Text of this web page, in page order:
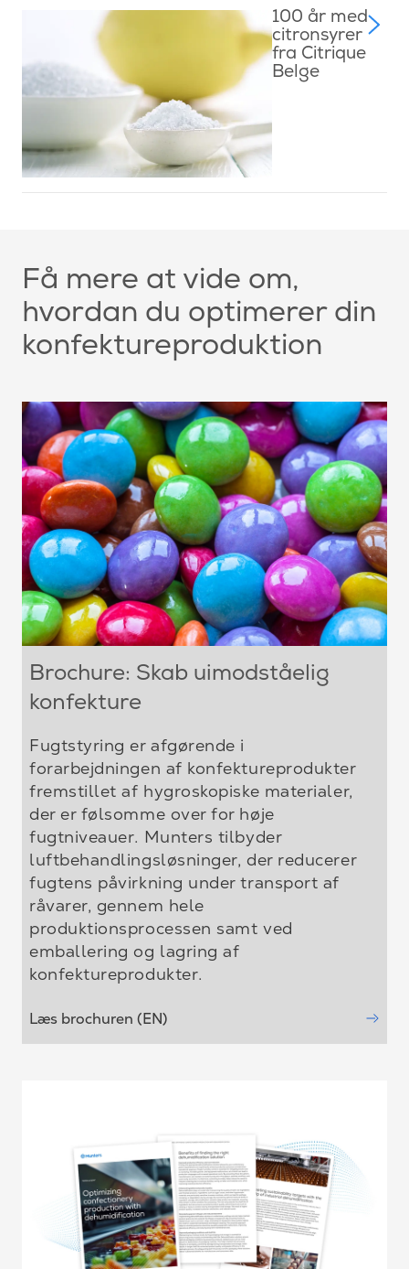
100 år med
citronsyrer
fra Citrique
Belge
Få mere at vide om,
hvordan du optimerer din
konfektureproduktion
Brochure: Skab uimodståelig
konfekture
Fugtstyring er afgørende i
forarbejdningen af konfektureprodukter
fremstillet af hygroskopiske materialer,
der er følsomme over for høje
fugtniveauer. Munters tilbyder
luftbehandlingsløsninger, der reducerer
fugtens påvirkning under transport af
råvarer, gennem hele
produktionsprocessen samt ved
emballering og lagring af
konfektureprodukter.
Læs brochuren (EN)